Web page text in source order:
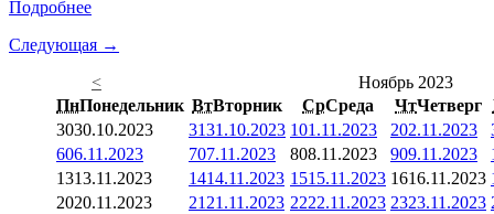
Подробнее
Следующая →
<
Ноябрь 2023
ПнПонедельник ВтВторник СрСреда ЧтЧетверг
3030.10.2023 3131.10.2023 101.11.2023 202.11.2023
606.11.2023 707.11.2023 808.11.2023 909.11.2023
1313.11.2023 1414.11.2023 1515.11.2023 1616.11.2023
2020.11.2023 21 21.11.2023 2222.11.2023 2323.11.2023